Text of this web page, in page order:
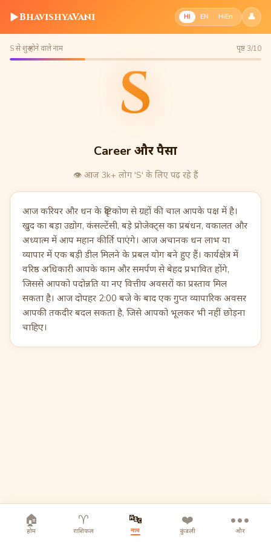
▶BhavishyaVani HI EN HiEn 👤
S से शुरू होने वाले नाम पृष्ठ 3/10
S
Career और पैसा
👁️ आज 3k+ लोग 'S' के लिए पढ़ रहे हैं
आज करियर और धन के दृष्टिकोण से ग्रहों की चाल आपके पक्ष में है।
खुद का बड़ा उद्योग, कंसल्टेंसी, बड़े प्रोजेक्ट्स का प्रबंधन, वकालत और
अध्यात्म में आप महान कीर्ति पाएंगे। आज अचानक धन लाभ या
व्यापार में एक बड़ी डील मिलने के प्रबल योग बने हुए हैं। कार्यक्षेत्र में
वरिष्ठ अधिकारी आपके काम और समर्पण से बेहद प्रभावित होंगे,
जिससे आपको पदोन्नति या नए वित्तीय अवसरों का प्रस्ताव मिल
सकता है। आज दोपहर 2:00 बजे के बाद एक गुप्त व्यापारिक अवसर
आपकी तकदीर बदल सकता है, जिसे आपको भूलकर भी नहीं छोड़ना
चाहिए।
🏠
होम
♈
राशिफल
🔤
नाम
❤️
कुंडली
•••
और